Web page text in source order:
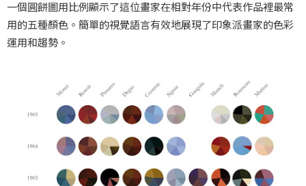
一個圓餅圖用比例顯示了這位畫家在相對年份中代表作品裡最常
用的五種顏色。簡單的視覺語言有效地展現了印象派畫家的色彩
運用和趨勢。